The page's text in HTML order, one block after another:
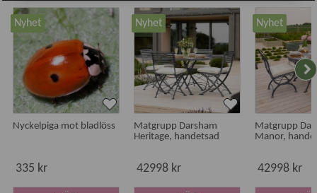
Nyhet
Nyckelpiga mot bladlöss
335 kr
Nyhet
Matgrupp Darsham
Heritage, handetsad
42998 kr
Nyhet
Matgrupp
Manor,
42998 kr